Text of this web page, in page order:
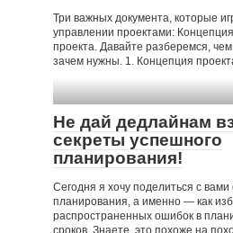
Три важных документа, которые
управлении проектами:
проекта. Давайте разберемся,
зачем нужны. 1. Концепция
Не дай дедлайнам
секреты успешного
планирования!
Сегодня я хочу поделиться с
планирования, а именно — как
распространенных ошибок в
сроков. Знаете, это похоже на